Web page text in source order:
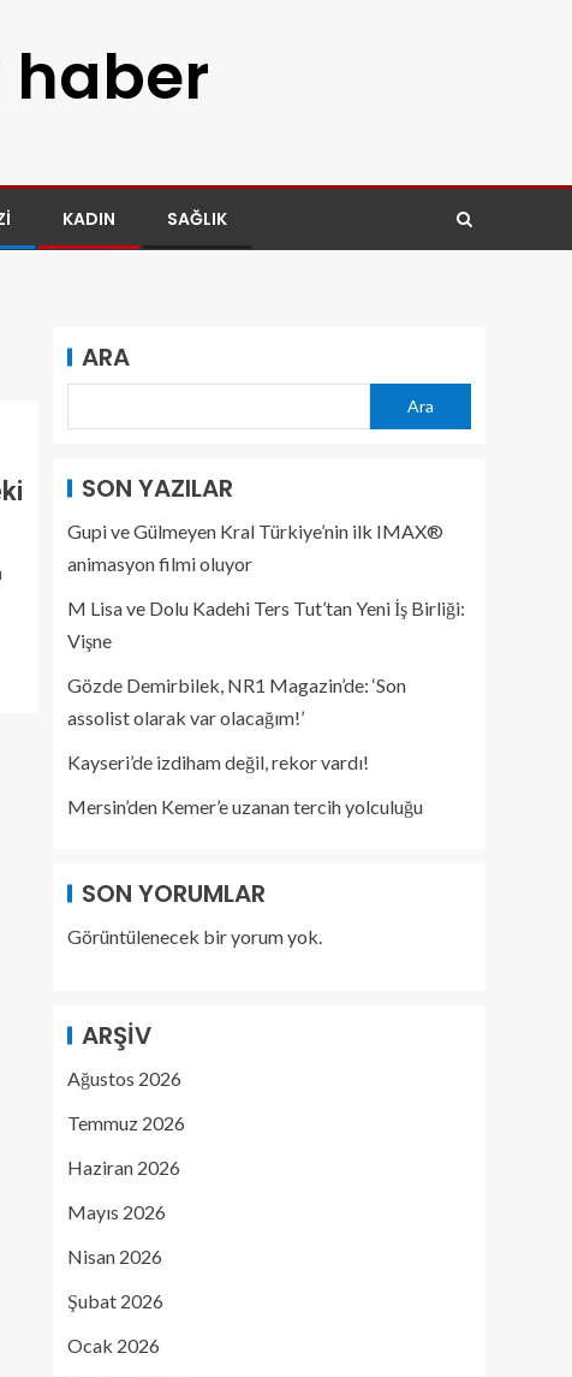
haber
KADIN SAĞLIK
ARA
Ara
SON YAZILAR
Gupi ve Gülmeyen Kral Türkiye’nin ilk IMAX®
animasyon filmi oluyor
M Lisa ve Dolu Kadehi Ters Tut’tan Yeni İş Birliği:
Vişne
Gözde Demirbilek, NR1 Magazin’de: ‘Son
assolist olarak var olacağım!’
Kayseri’de izdiham değil, rekor vardı!
Mersin’den Kemer’e uzanan tercih yolculuğu
SON YORUMLAR
Görüntülenecek bir yorum yok.
ARŞIV
Ağustos 2026
Temmuz 2026
Haziran 2026
Mayıs 2026
Nisan 2026
Şubat 2026
Ocak 2026